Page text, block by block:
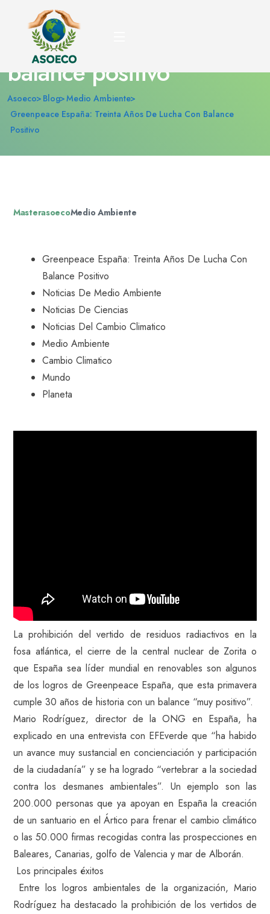
Greenpeace España:
treinta años de lucha con
balance positivo
Asoeco Blog Medio Ambiente
Greenpeace España: Treinta Años De Lucha Con Balance
Positivo
MasterasoecoMedio Ambiente
Greenpeace España: Treinta Años De Lucha Con
Balance Positivo
Noticias De Medio Ambiente
Noticias De Ciencias
Noticias Del Cambio Climatico
Medio Ambiente
Cambio Climatico
Mundo
Planeta
La prohibición del vertido de residuos radiactivos en la
fosa atlántica, el cierre de la central nuclear de Zorita o
que España sea líder mundial en renovables son algunos
de los logros de Greenpeace España, que esta primavera
cumple 30 años de historia con un balance “muy positivo”.
Mario Rodríguez, director de la ONG en España, ha
explicado en una entrevista con EFEverde que “ha habido
un avance muy sustancial en concienciación y participación
de la ciudadanía” y se ha logrado “vertebrar a la sociedad
contra los desmanes ambientales”. Un ejemplo son las
200.000 personas que ya apoyan en España la creación
de un santuario en el Ártico para frenar el cambio climático
o las 50.000 firmas recogidas contra las prospecciones en
Baleares, Canarias, golfo de Valencia y mar de Alborán.
Los principales éxitos
Entre los logros ambientales de la organización, Mario
Rodríguez ha destacado la prohibición de los vertidos de